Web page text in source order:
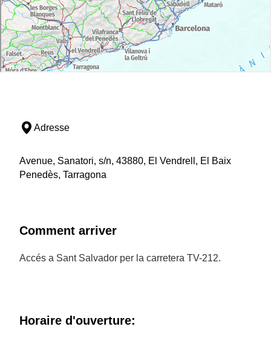
Adresse
Avenue, Sanatori, s/n, 43880, El Vendrell, El Baix
Penedès, Tarragona
Comment arriver
Accés a Sant Salvador per la carretera TV-212.
Horaire d'ouverture: